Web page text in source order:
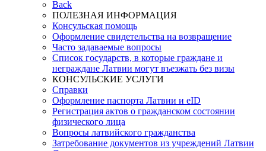
Back
ПОЛЕЗНАЯ ИНФОРМАЦИЯ
Консульская помощь
Оформление свидетельства на возвращение
Часто задаваемые вопросы
Список государств, в которые граждане и
неграждане Латвии могут въезжать без визы
КОНСУЛЬСКИЕ УСЛУГИ
Справки
Оформление паспорта Латвии и eID
Регистрация актов о гражданском состоянии
физического лица
Вопросы латвийского гражданства
Затребование документов из учреждений Латвии